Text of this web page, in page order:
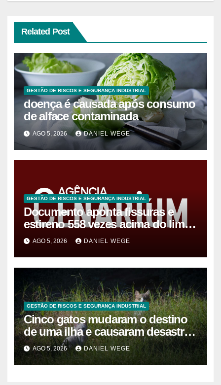
Related Post
GESTÃO DE RISCOS E SEGURANÇA INDUSTRIAL
doença é causada após consumo
de alface contaminada
AGO 5, 2026 DANIEL WEGE
GESTÃO DE RISCOS E SEGURANÇA INDUSTRIAL
Documento aponta fissuras e
estireno 558 vezes acima do limite
após vazamento em Manaus
AGO 5, 2026 DANIEL WEGE
GESTÃO DE RISCOS E SEGURANÇA INDUSTRIAL
Cinco gatos mudaram o destino
de uma ilha e causaram desastre
ambiental de R$ 127 milhões
AGO 5, 2026 DANIEL WEGE